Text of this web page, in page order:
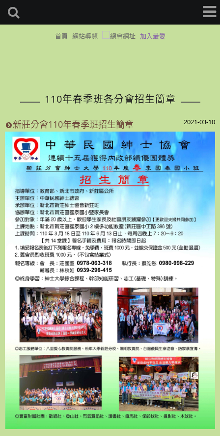
首頁 網站導覽 加入最愛
110年春季班各分會招生簡章
2021-03-10
新莊分會110年春季班招生簡章